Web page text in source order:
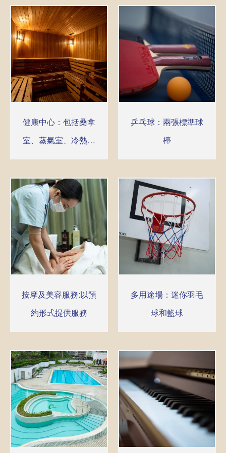
健康中心：包括桑拿
室、蒸氣室、冷熱水
按摩池、日光浴、按
摩及美容服務
乒乓球：兩張標準球
檯
按摩及美容服務:以預
約形式提供服務
多用途場：迷你羽毛
球和籃球